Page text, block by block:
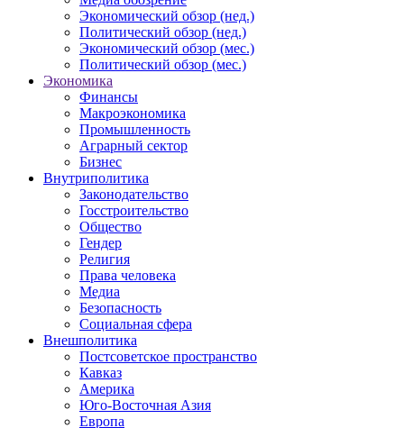
Экономический обзор (нед.)
Политический обзор (нед.)
Экономический обзор (мес.)
Политический обзор (мес.)
Экономика
Финансы
Макроэкономика
Промышленность
Аграрный сектор
Бизнес
Внутриполитика
Законодательство
Госстроительство
Общество
Гендер
Религия
Права человека
Медиа
Безопасность
Социальная сфера
Внешполитика
Постсоветское пространство
Кавказ
Америка
Юго-Восточная Азия
Европа